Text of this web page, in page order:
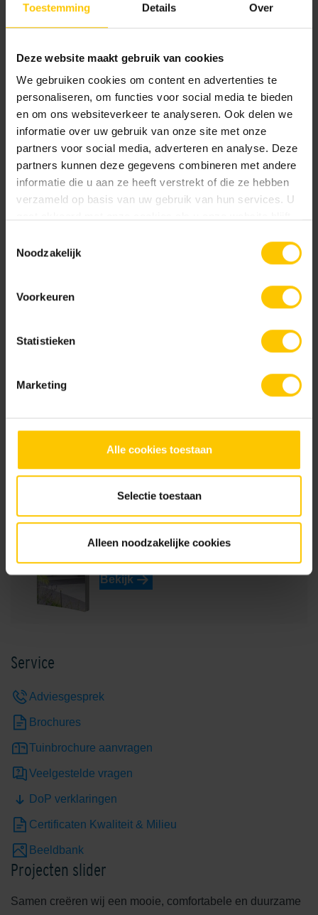
Toestemming Details Over
Deze website maakt gebruik van cookies
We gebruiken cookies om content en advertenties te
personaliseren, om functies voor social media te bieden
en om ons websiteverkeer te analyseren. Ook delen we
informatie over uw gebruik van onze site met onze
partners voor social media, adverteren en analyse. Deze
partners kunnen deze gegevens combineren met andere
informatie die u aan ze heeft verstrekt of die ze hebben
verzameld op basis van uw gebruik van hun services. U
Noodzakelijk
Voorkeuren
Statistieken
Marketing
Alle cookies toestaan
Selectie toestaan
Alleen noodzakelijke cookies
Lazise Milano
Nieuw
Roma
Nieuw
Venice
Documentatie
KOMO-certificaat betonstraatsteen (Aalst) K2021
KOMO-certificaat betonstraatstenen (Kampen) K2304
NL-BSB-certificaat vooraf vervaardigde elementen van beton (Aalst) K20305
KIWA-certificaat grasbetontegels (Aalst) K11001
Tuinbrochure 2026
Bekijk
Service
Adviesgesprek
Brochures
Tuinbrochure aanvragen
Veelgestelde vragen
DoP verklaringen
Certificaten Kwaliteit & Milieu
Beeldbank
Projecten slider
Samen creëren wij een mooie, comfortabele en duurzame